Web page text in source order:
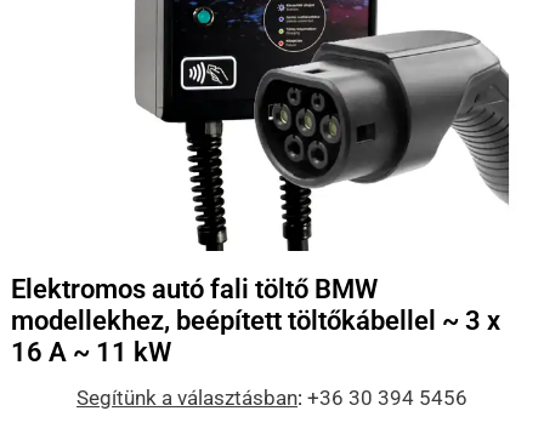
Elektromos autó fali töltő BMW
modellekhez, beépített töltőkábellel ~ 3 x
16 A ~ 11 kW
Segítünk a választásban: +36 30 394 5456